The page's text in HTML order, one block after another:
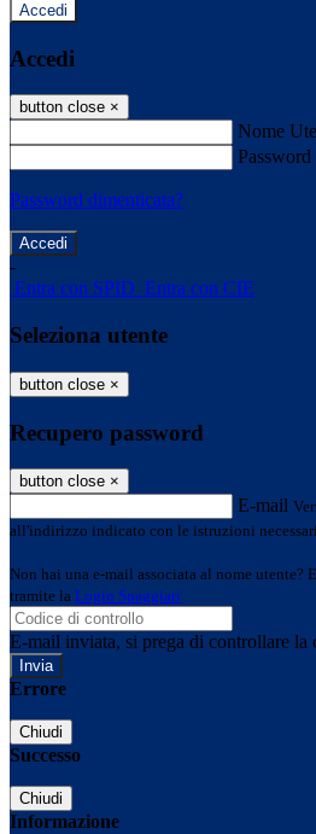
Accedi
Accedi
button close ×
Nome
Password
Password dimenticata?
-
Entra con SPID Entra con CIE
Seleziona utente
button close ×
Recupero password
button close ×
E-mail
all'indirizzo indicato con le istruzioni
Non hai una e-mail associata al nome utente?
tramite la Login Spaggiari
E-mail inviata, si prega di controllare la
Errore
Chiudi
Successo
Chiudi
Informazione